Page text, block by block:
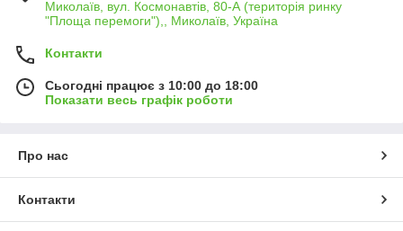
Миколаїв, вул. Космонавтів, 80-А (територія ринку
"Площа перемоги"),, Миколаїв, Україна
Контакти
Сьогодні працює з 10:00 до 18:00
Показати весь графік роботи
Про нас
Контакти